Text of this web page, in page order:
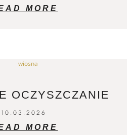
MORE
OCZYSZCZANIE
10.03.2026
MORE